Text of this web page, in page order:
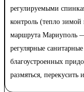
регулируемыми
контроль (тепло
маршрута Мариуполь
регулярные
благоустроенных
размяться, перекусить